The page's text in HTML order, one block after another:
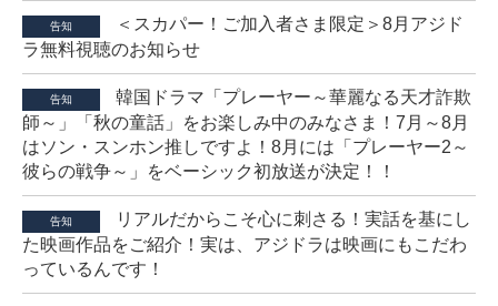
告知
＜スカパー！ご加入者さま限定＞8月アジド
ラ無料視聴のお知らせ
告知
韓国ドラマ「プレーヤー～華麗なる天才詐欺
師～」「秋の童話」をお楽しみ中のみなさま！7月～8月
はソン・スンホン推しですよ！8月には「プレーヤー2～
彼らの戦争～」をベーシック初放送が決定！！
告知
リアルだからこそ心に刺さる！実話を基にし
た映画作品をご紹介！実は、アジドラは映画にもこだわ
っているんです！